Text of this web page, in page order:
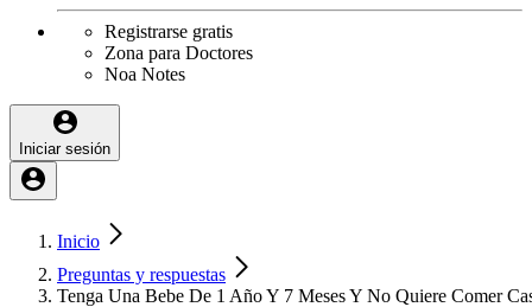
Registrarse gratis
Zona para Doctores
Noa Notes
Iniciar sesión
Inicio
Preguntas y respuestas
Tenga Una Bebe De 1 Año Y 7 Meses Y No Quiere Comer